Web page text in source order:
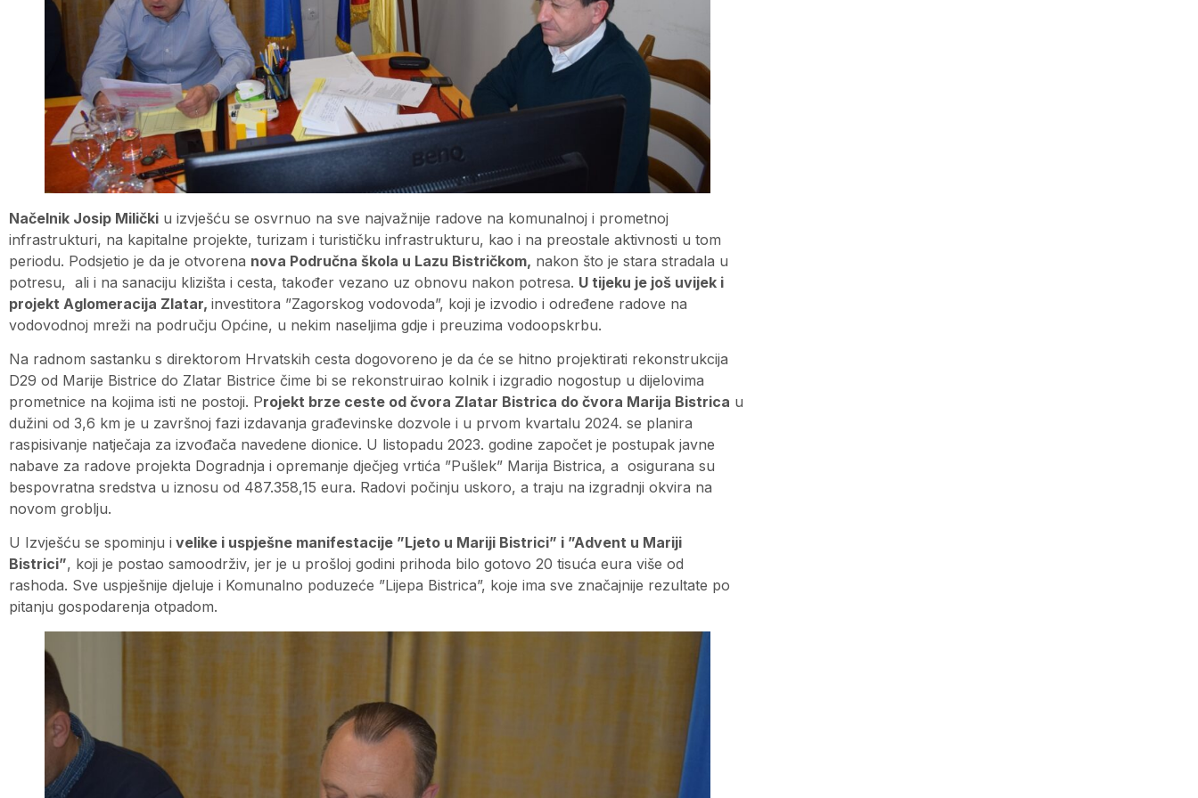
Načelnik Josip Milički u izvješću se osvrnuo na sve najvažnije radove na komunalnoj i prometnoj
infrastrukturi, na kapitalne projekte, turizam i turističku infrastrukturu, kao i na preostale aktivnosti u tom
periodu. Podsjetio je da je otvorena nova Područna škola u Lazu Bistričkom, nakon što je stara stradala u
potresu, ali i na sanaciju klizišta i cesta, također vezano uz obnovu nakon potresa. U tijeku je još uvijek i
projekt Aglomeracija Zlatar, investitora ”Zagorskog vodovoda”, koji je izvodio i određene radove na
vodovodnoj mreži na području Općine, u nekim naseljima gdje i preuzima vodoopskrbu.
Na radnom sastanku s direktorom Hrvatskih cesta dogovoreno je da će se hitno projektirati rekonstrukcija
D29 od Marije Bistrice do Zlatar Bistrice čime bi se rekonstruirao kolnik i izgradio nogostup u dijelovima
prometnice na kojima isti ne postoji. Projekt brze ceste od čvora Zlatar Bistrica do čvora Marija Bistrica u
dužini od 3,6 km je u završnoj fazi izdavanja građevinske dozvole i u prvom kvartalu 2024. se planira
raspisivanje natječaja za izvođača navedene dionice. U listopadu 2023. godine započet je postupak javne
nabave za radove projekta Dogradnja i opremanje dječjeg vrtića ”Pušlek” Marija Bistrica, a osigurana su
bespovratna sredstva u iznosu od 487.358,15 eura. Radovi počinju uskoro, a traju na izgradnji okvira na
novom groblju.
U Izvješću se spominju i velike i uspješne manifestacije ”Ljeto u Mariji Bistrici” i ”Advent u Mariji
Bistrici”, koji je postao samoodrživ, jer je u prošloj godini prihoda bilo gotovo 20 tisuća eura više od
rashoda. Sve uspješnije djeluje i Komunalno poduzeće ”Lijepa Bistrica”, koje ima sve značajnije rezultate po
pitanju gospodarenja otpadom.